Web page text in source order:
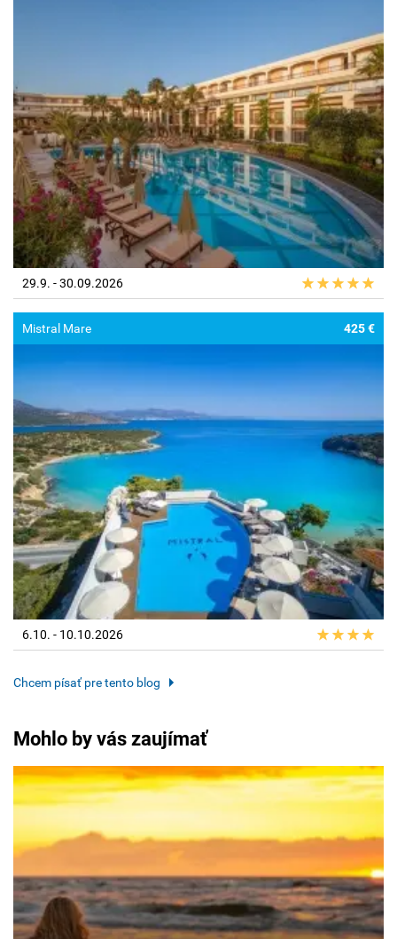
29.9. - 30.09.2026
Mistral Mare 425 €
6.10. - 10.10.2026
Chcem písať pre tento blog
Mohlo by vás zaujímať